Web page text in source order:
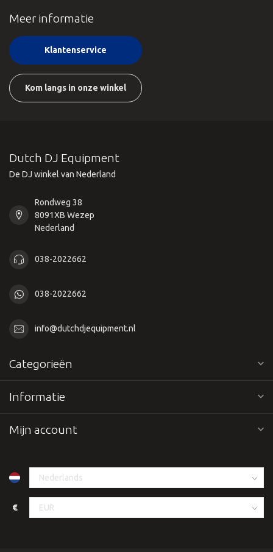
Meer informatie
Klantenservice
Kom langs in onze winkel
Dutch DJ Equipment
De DJ winkel van Nederland
Rondweg 38
8091XB Wezep
Nederland
038-2022662
038-2022662
info@dutchdjequipment.nl
Categorieën
Informatie
Mijn account
€